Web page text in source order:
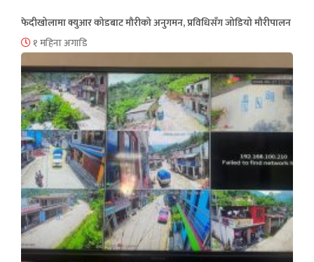
फेदीखोलामा क्युआर कोडबाट मौरीको अनुगमन, प्रविधिसँग जोडियो मौरीपालन
१ महिना अगाडि